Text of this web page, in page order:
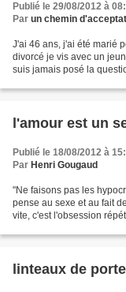
Publié le 29/08/2012 à
Par un chemin
J'ai 46 ans, j'ai été marié
divorcé je vis avec un
suis jamais posé la
l'amour est un
Publié le 18/08/2012 à
Par Henri Gougaud
"Ne faisons pas les
pense au sexe et au fait
vite, c'est l'obsession
linteaux de